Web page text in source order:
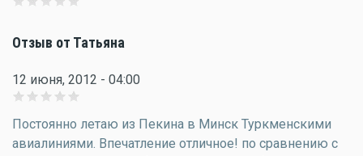
Отзыв от Татьяна
12 июня, 2012 - 04:00
Постоянно летаю из Пекина в Минск Туркменскими
авиалиниями. Впечатление отличное! по сравнению с